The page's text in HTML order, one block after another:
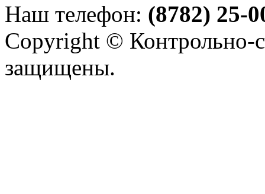
Наш телефон: (8782) 25-
Copyright © Контрольно-
защищены.